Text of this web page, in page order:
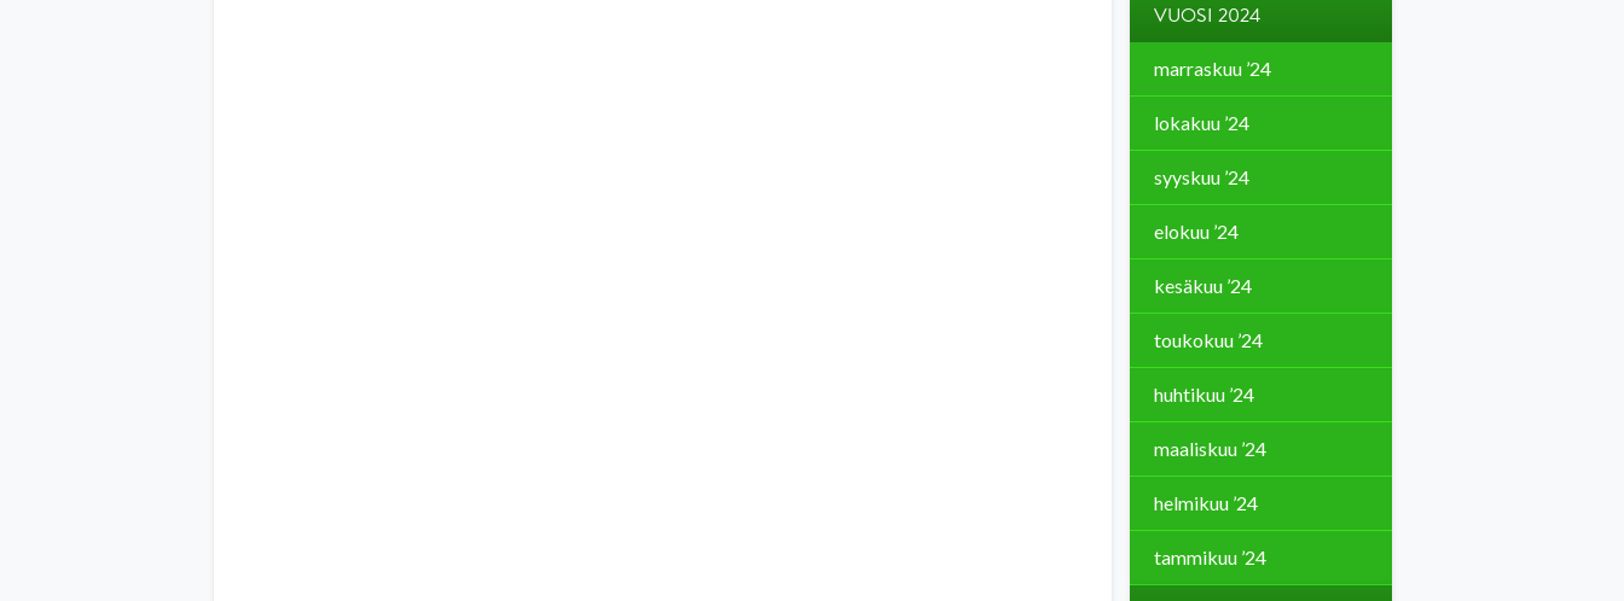
VUOSI 2024
marraskuu ’24
lokakuu ’24
syyskuu ’24
elokuu ’24
kesäkuu ’24
toukokuu ’24
huhtikuu ’24
maaliskuu ’24
helmikuu ’24
tammikuu ’24